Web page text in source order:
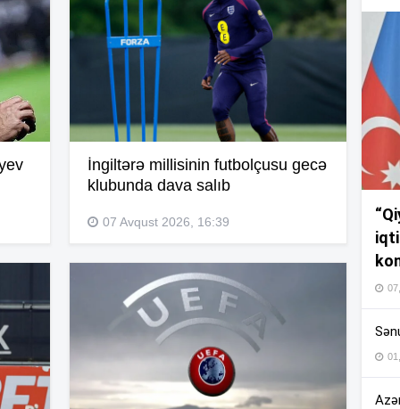
İngiltərə millisinin futbolçusu gecə
klubunda dava salıb
07 Avqust 2026, 16:39